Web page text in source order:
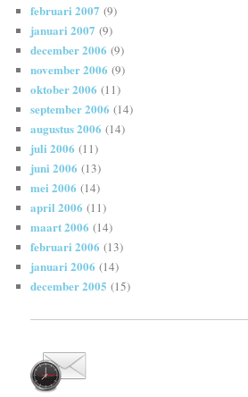
februari 2007 (9)
januari 2007 (9)
december 2006 (9)
november 2006 (9)
oktober 2006 (11)
september 2006 (14)
augustus 2006 (14)
juli 2006 (11)
juni 2006 (13)
mei 2006 (14)
april 2006 (11)
maart 2006 (14)
februari 2006 (13)
januari 2006 (14)
december 2005 (15)